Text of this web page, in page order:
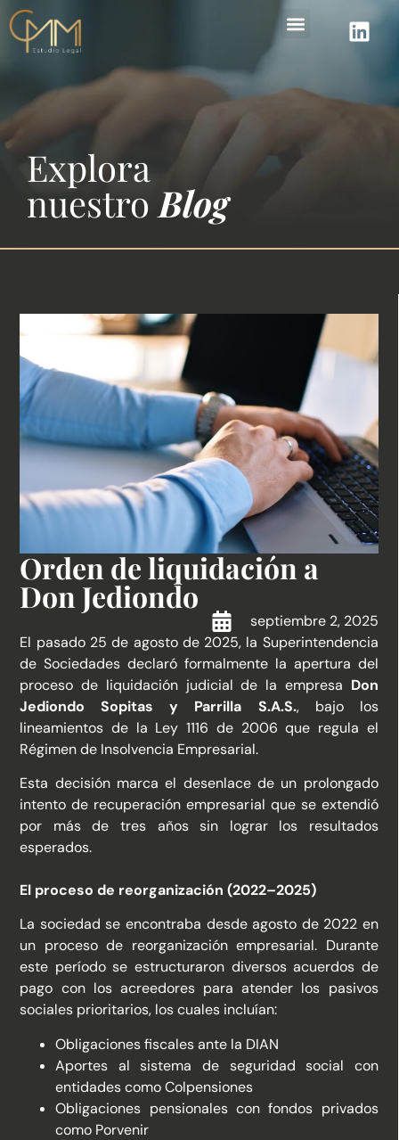
Explora
nuestro Blog
Orden de liquidación a
Don Jediondo
septiembre 2, 2025
El pasado 25 de agosto de 2025, la Superintendencia
de Sociedades declaró formalmente la apertura del
proceso de liquidación judicial de la empresa Don
Jediondo Sopitas y Parrilla S.A.S., bajo los
lineamientos de la Ley 1116 de 2006 que regula el
Régimen de Insolvencia Empresarial.
Esta decisión marca el desenlace de un prolongado
intento de recuperación empresarial que se extendió
por más de tres años sin lograr los resultados
esperados.
El proceso de reorganización (2022–2025)
La sociedad se encontraba desde agosto de 2022 en
un proceso de reorganización empresarial. Durante
este período se estructuraron diversos acuerdos de
pago con los acreedores para atender los pasivos
sociales prioritarios, los cuales incluían:
Obligaciones fiscales ante la DIAN
Aportes al sistema de seguridad social con
entidades como Colpensiones
Obligaciones pensionales con fondos privados
como Porvenir